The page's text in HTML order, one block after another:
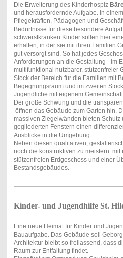
Die Erweiterung des Kinderhospiz
und herausfordernde Aufgabe. In einem
Pflegekräften, Pädagogen und
Bedürfnisse für diese besondere
schwerstkranken Kinder sollen hier
erhalten, in der sie mit ihren Familien
gut versorgt sind. So hat jedes
Anforderungen an die Gestaltung - im
multifunktional nutzbarer, stützenfreier
Stock der Bereich für die Familien mit
Begegnungsraum und im zweiten
Jugendliche mit eigenem
Der große Schwung und die
öffnen das Gebäude zum Garten hin.
massiven Ziegelwänden bieten
gegliederten Fenstern einen
Ausblicke in die Umgebung.
Neben diesen qualitativen,
noch die konstruktiven zu meistern:
stützenfreien Erdgeschoss und einer
Bestandsgebäudes.
Kinder- und Jugendhilfe St.
Eine neue Heimat für Kinder und
Bauaufgabe. Das Gebäude soll
Architektur bleibt so freilassend, dass
Raum zur Entfaltung findet.